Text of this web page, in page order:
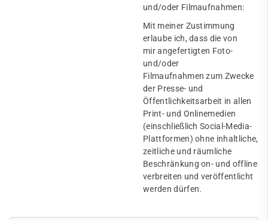
und/oder Filmaufnahmen:
Mit meiner Zustimmung
erlaube ich, dass die von
mir angefertigten Foto-
und/oder
Filmaufnahmen zum Zwecke
der Presse- und
Öffentlichkeitsarbeit in allen
Print- und Onlinemedien
(einschließlich Social-Media-
Plattformen) ohne inhaltliche,
zeitliche und räumliche
Beschränkung on- und offline
verbreiten und veröffentlicht
werden dürfen.